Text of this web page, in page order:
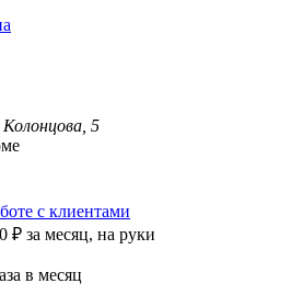
5
с клиентами
₽ за месяц, на руки
в месяц